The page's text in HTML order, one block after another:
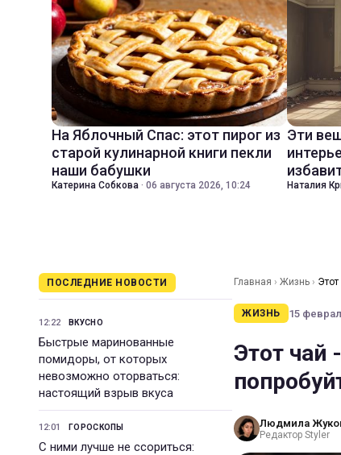
На Яблочный Спас: этот пирог из
старой кулинарной книги пекли
наши бабушки
Катерина Собкова · 06 августа 2026, 10:24
Эти
Наталия
ПОСЛЕДНИЕ НОВОСТИ
12:22 ВКУСНО
Быстрые маринованные
помидоры, от которых
невозможно оторваться:
настоящий взрыв вкуса
12:01 ГОРОСКОПЫ
С ними лучше не ссориться:
Главная › Жизнь ›
ЖИЗНЬ 15
Этот чай
Людмила
Редактор Styler